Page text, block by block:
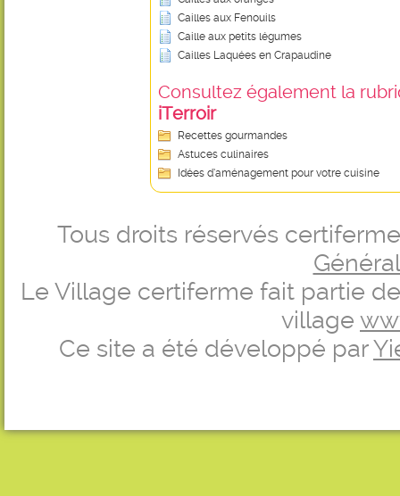
Cailles aux Fenouils
Caille aux petits légumes
Cailles Laquées en Crapaudine
Consultez également la
iTerroir
Recettes gourmandes
Astuces culinaires
Idées d’aménagement pour votre cuisine
Tous droits réservés
Le Village certiferme fait partie
village
Ce site a été développé par